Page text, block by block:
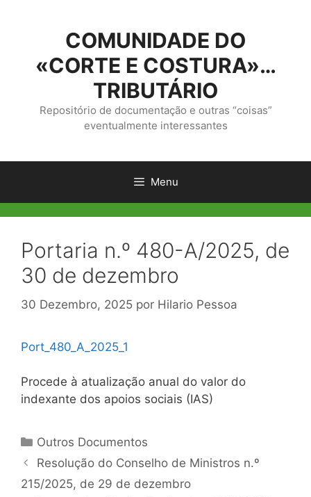
conteúdo
COMUNIDADE DO
«CORTE E COSTURA»…
TRIBUTÁRIO
Repositório de documentação e outras “coisas”
eventualmente interessantes
Menu
Portaria n.º 480-A/2025, de
30 de dezembro
30 Dezembro, 2025 por Hilario Pessoa
Port_480_A_2025_1
Procede à atualização anual do valor do
indexante dos apoios sociais (IAS)
Categorias
Outros Documentos
Navegação
de
Resolução do Conselho de Ministros n.º
215/2025, de 29 de dezembro